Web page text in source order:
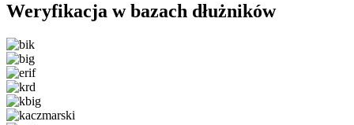
Weryfikacja w bazach dłużników